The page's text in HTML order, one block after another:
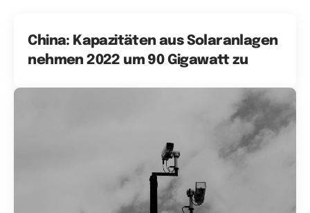
China: Kapazitäten aus Solaranlagen
nehmen 2022 um 90 Gigawatt zu